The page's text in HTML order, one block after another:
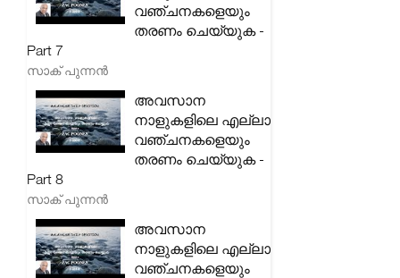
വഞ്ചനകളെയും
തരണം ചെയ്യുക -
Part 7
സാക് പുന്നൻ
അവസാന
നാളുകളിലെ എല്ലാ
വഞ്ചനകളെയും
തരണം ചെയ്യുക -
Part 8
സാക് പുന്നൻ
അവസാന
നാളുകളിലെ എല്ലാ
വഞ്ചനകളെയും